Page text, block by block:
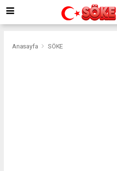
Anasayfa SÖKE